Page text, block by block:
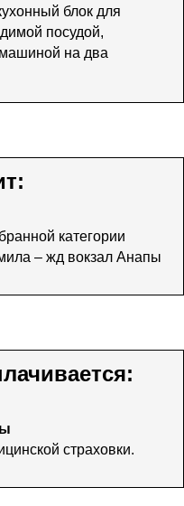
блок для
посудой,
на два
категории
– жд вокзал Анапы
страховки.